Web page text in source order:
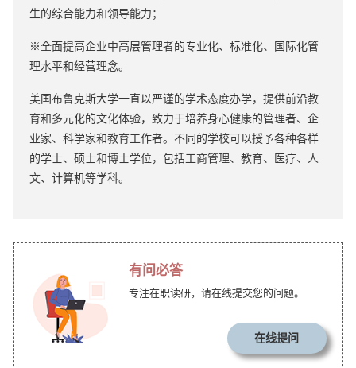
生的综合能力和领导能力；
※全面提高企业中高层管理者的专业化、标准化、国际化管
理水平和经营理念。
美国布鲁克斯大学一直以严谨的学术态度办学，提供前沿教
育和多元化的文化体验，致力于培养身心健康的管理者、企
业家、科学家和教育工作者。不同的学校可以授予各种各样
的学士、硕士和博士学位，包括工商管理、教育、医疗、人
文、计算机等学科。
有问必答
专注在职读研，请在线提交您的问题。
在线提问